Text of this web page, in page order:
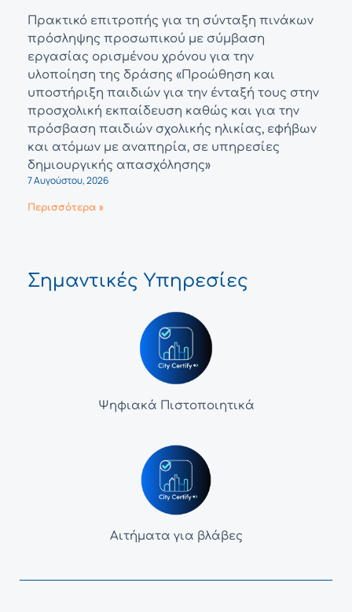
Πρακτικό επιτροπής για τη σύνταξη πινάκων
πρόσληψης προσωπικού με σύμβαση
εργασίας ορισμένου χρόνου για την
υλοποίηση της δράσης «Προώθηση και
υποστήριξη παιδιών για την ένταξή τους στην
προσχολική εκπαίδευση καθώς και για την
πρόσβαση παιδιών σχολικής ηλικίας, εφήβων
και ατόμων με αναπηρία, σε υπηρεσίες
δημιουργικής απασχόλησης»
7 Αυγούστου, 2026
Περισσότερα »
Σημαντικές Υπηρεσίες
Ψηφιακά Πιστοποιητικά
Αιτήματα για βλάβες